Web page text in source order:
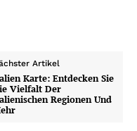
Artikel
Karte: Entdecken Sie
Vielfalt Der
Regionen Und